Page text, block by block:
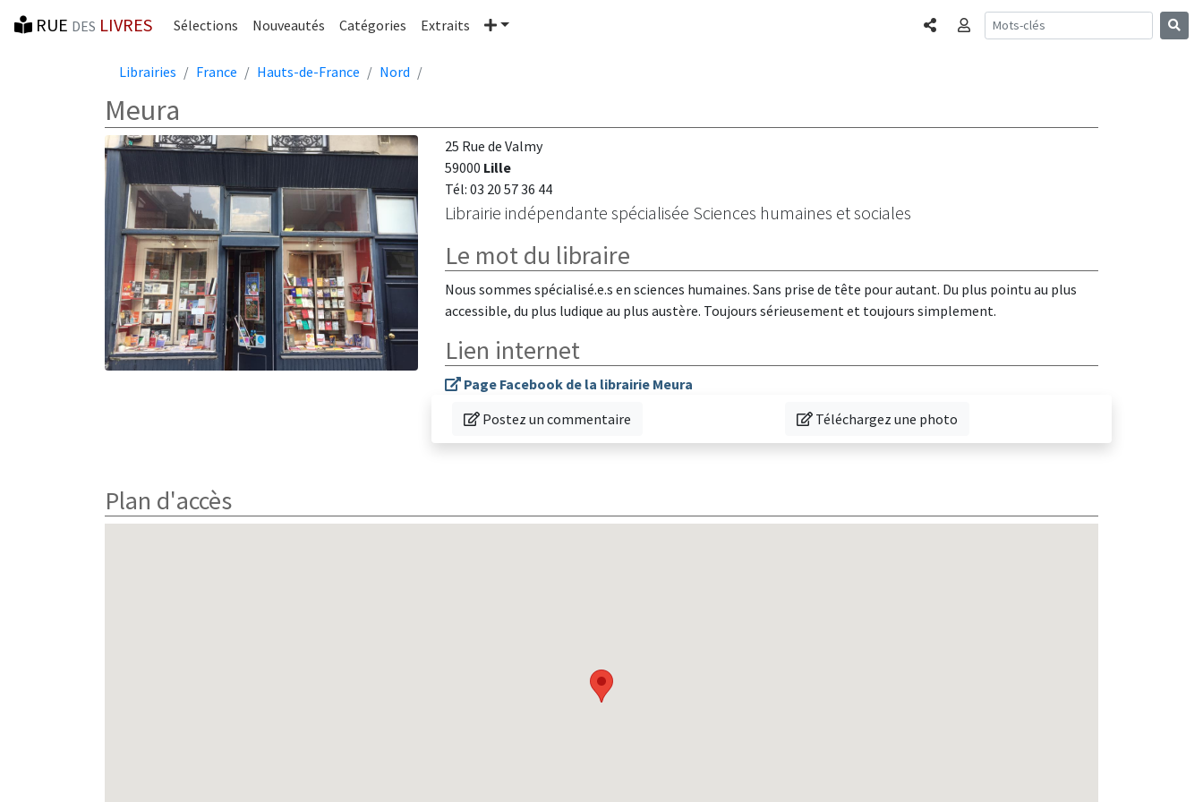
RUE DES LIVRES Sélections Nouveautés Catégories Extraits Plus PartagerConnexion
Librairies France Hauts-de-France Nord
Meura
25 Rue de Valmy
59000 Lille
Tél: 03 20 57 36 44
Librairie indépendante spécialisée Sciences humaines et sociales
Le mot du libraire
Nous sommes spécialisé.e.s en sciences humaines. Sans prise de tête pour autant. Du plus pointu au plus
accessible, du plus ludique au plus austère. Toujours sérieusement et toujours simplement.
Lien internet
Page Facebook de la librairie Meura
Donnez votre avis sur cette librairie
Postez un commentaire Téléchargez une photo de cette librairie
Téléchargez une photo
Plan d'accès